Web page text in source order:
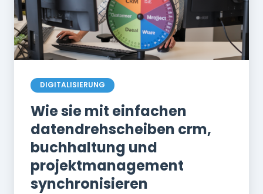
DIGITALISIERUNG
Wie sie mit einfachen
datendrehscheiben crm,
buchhaltung und
projektmanagement
synchronisieren